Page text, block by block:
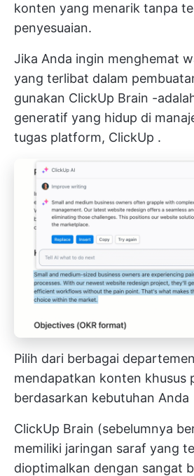
konten yang menarik tanpa
penyesuaian.
Jika Anda ingin menghemat
yang terlibat dalam
gunakan ClickUp Brain -
generatif yang hidup di
tugas platform, ClickUp .
Pilih dari berbagai
mendapatkan konten khusus
berdasarkan kebutuhan Anda
ClickUp Brain (sebelumnya
memiliki jaringan saraf yang
dioptimalkan dengan sangat